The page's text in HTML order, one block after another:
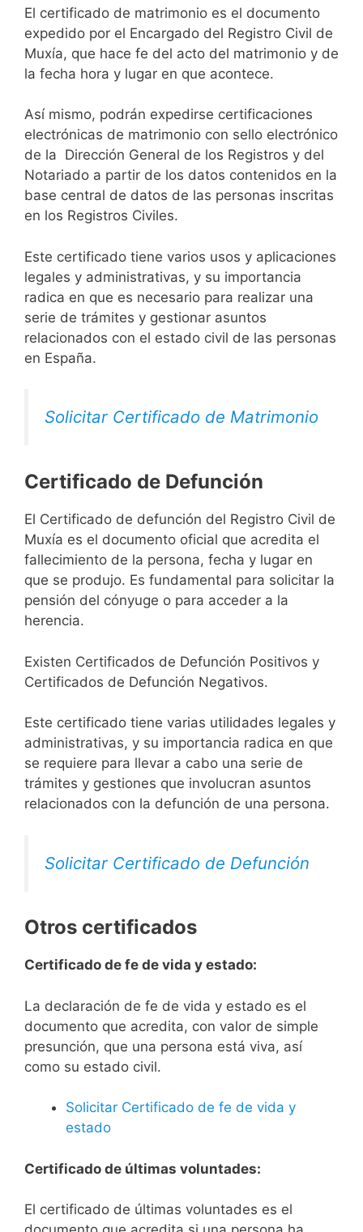
El certificado de matrimonio es el documento
expedido por el Encargado del Registro Civil de
Muxía, que hace fe del acto del matrimonio y de
la fecha hora y lugar en que acontece.
Así mismo, podrán expedirse certificaciones
electrónicas de matrimonio con sello electrónico
de la Dirección General de los Registros y del
Notariado a partir de los datos contenidos en la
base central de datos de las personas inscritas
en los Registros Civiles.
Este certificado tiene varios usos y aplicaciones
legales y administrativas, y su importancia
radica en que es necesario para realizar una
serie de trámites y gestionar asuntos
relacionados con el estado civil de las personas
en España.
Solicitar Certificado de Matrimonio
Certificado de Defunción
El Certificado de defunción del Registro Civil de
Muxía es el documento oficial que acredita el
fallecimiento de la persona, fecha y lugar en
que se produjo. Es fundamental para solicitar la
pensión del cónyuge o para acceder a la
herencia.
Existen Certificados de Defunción Positivos y
Certificados de Defunción Negativos.
Este certificado tiene varias utilidades legales y
administrativas, y su importancia radica en que
se requiere para llevar a cabo una serie de
trámites y gestiones que involucran asuntos
relacionados con la defunción de una persona.
Solicitar Certificado de Defunción
Otros certificados
Certificado de fe de vida y estado:
La declaración de fe de vida y estado es el
documento que acredita, con valor de simple
presunción, que una persona está viva, así
como su estado civil.
Solicitar Certificado de fe de vida y
estado
Certificado de últimas voluntades:
El certificado de últimas voluntades es el